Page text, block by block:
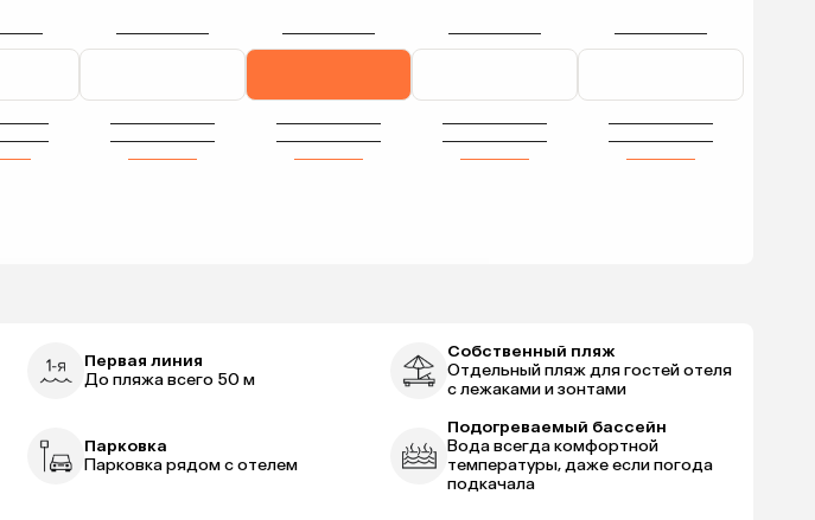
Первая линия
До пляжа всего 50 м
Собственный пляж
Отдельный пляж для гостей отеля
с лежаками и зонтами
Парковка
Парковка рядом с отелем
Подогреваемый бассейн
Вода всегда комфортной
температуры, даже если погода
подкачала